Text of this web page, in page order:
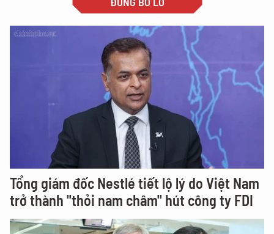
Tổng giám đốc Nestlé tiết lộ lý do Việt Nam
trở thành "thỏi nam châm" hút công ty FDI